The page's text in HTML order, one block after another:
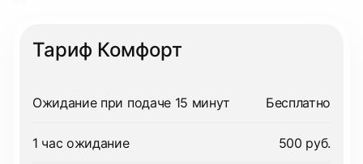
Тариф Комфорт
Ожидание при подаче 15 минут Бесплатно
1 час ожидание 500 руб.